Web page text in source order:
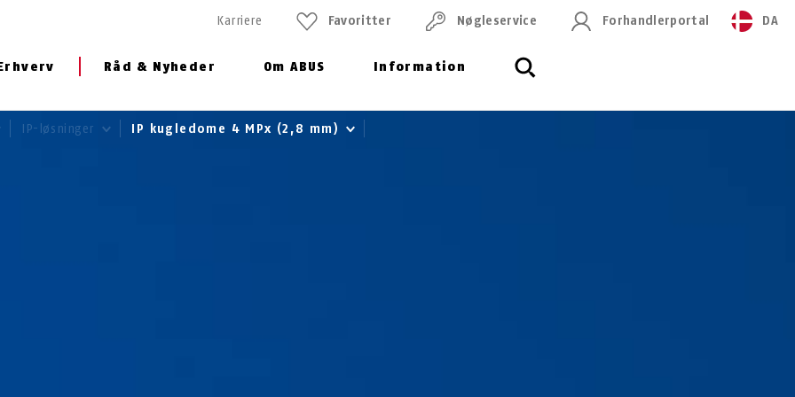
Råd & Nyheder Om ABUS Information
Karriere Favoritter Nøgleservice Forhandlerportal DA
IP-løsninger IP kugledome 4 MPx (2,8 mm)